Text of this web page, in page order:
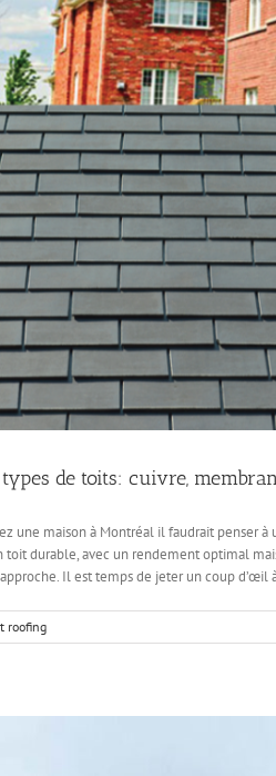
de toits: cuivre,
une maison à Montréal il faudrait penser
toit durable, avec un rendement optimal
Il est temps de jeter un coup d’œil
roofing